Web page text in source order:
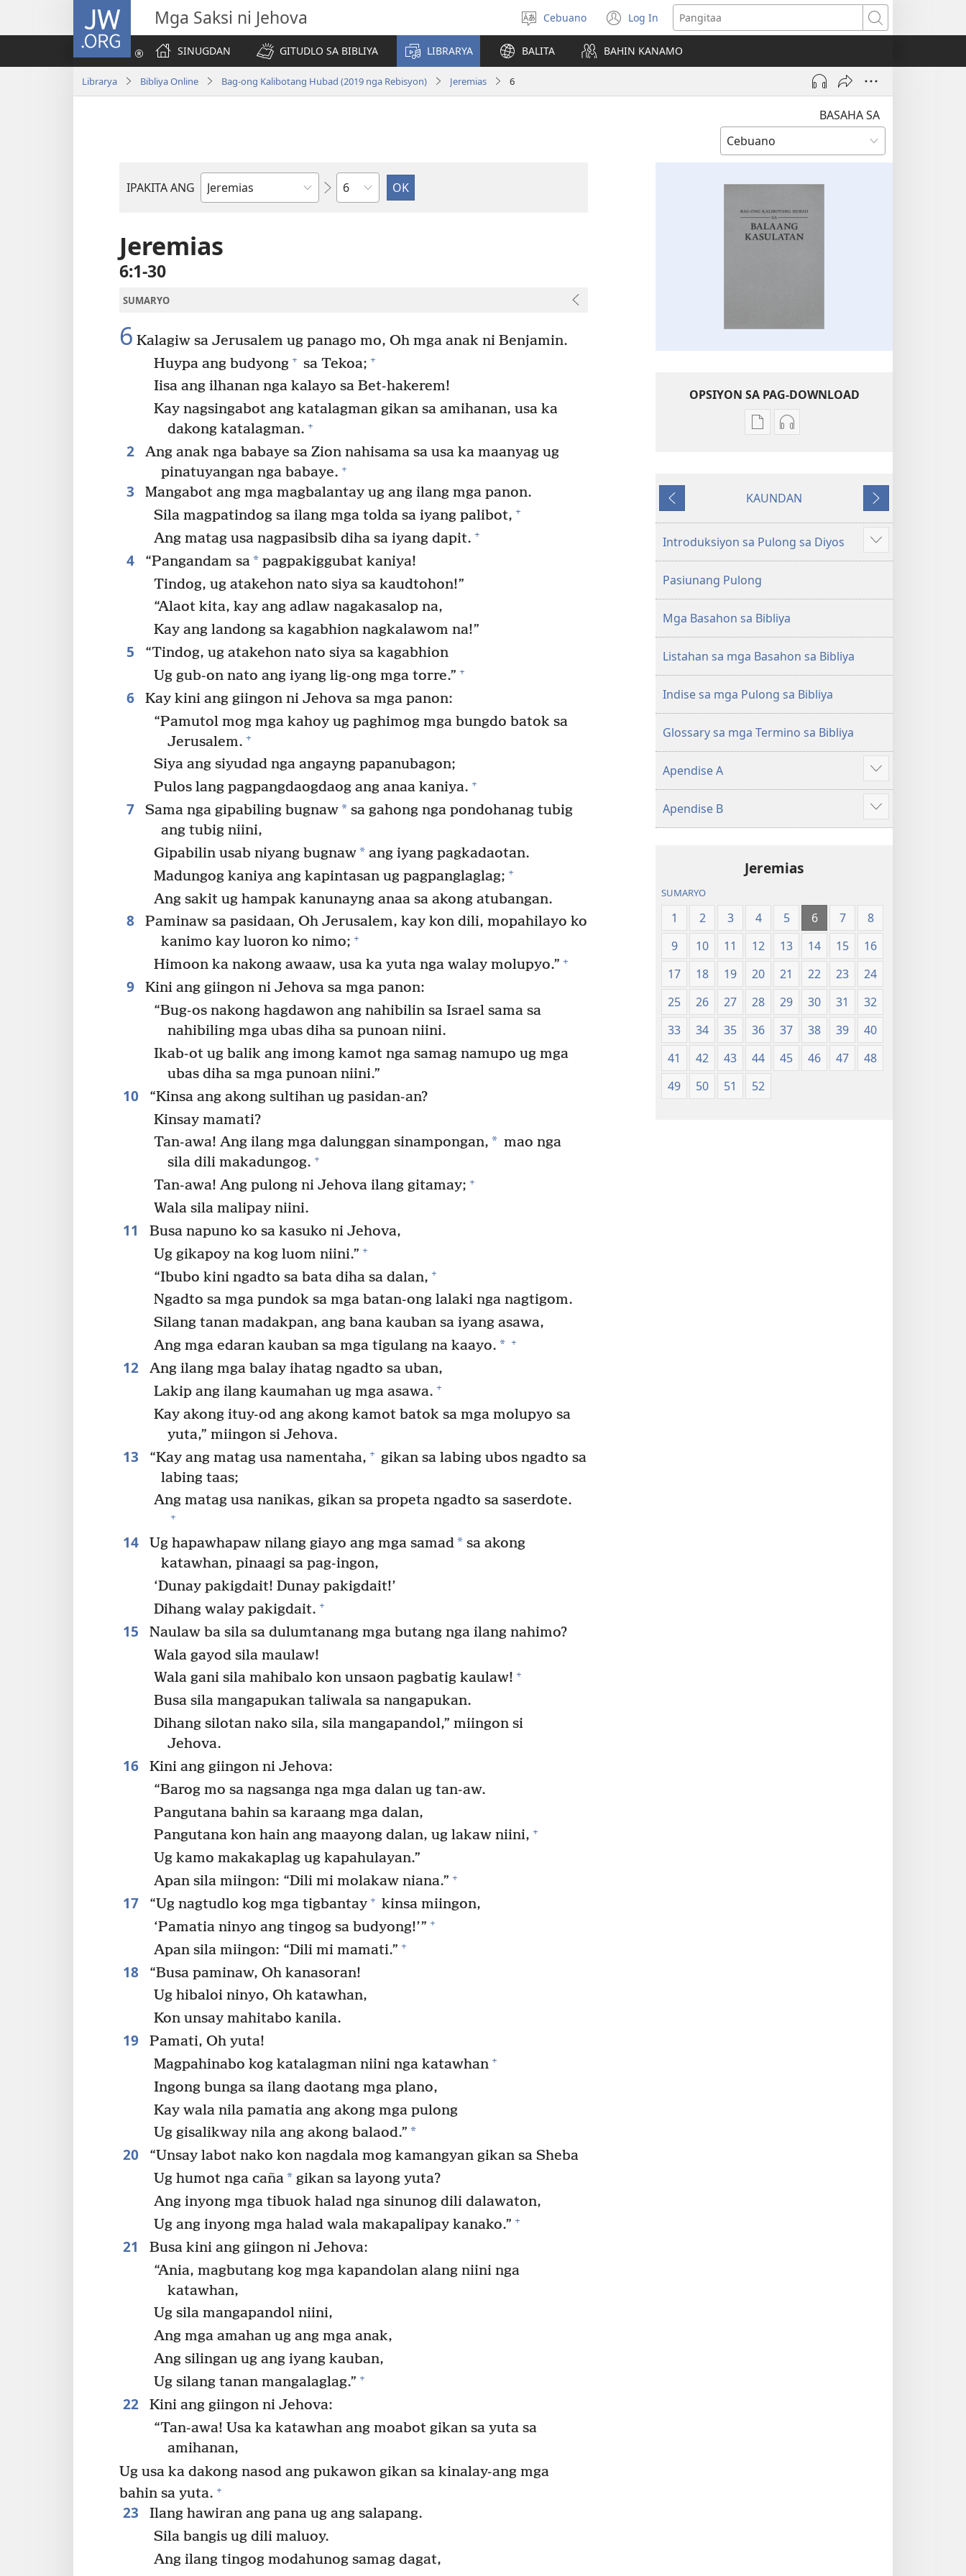
JW.ORG Mga Saksi ni Jehova
Pagpilig
pinulongan
Cebuano Log In
(mo-
open
ug
bag-
window)
Pangitaa
SINUGDAN
GITUDLO SA BIBLIYA LIBRARYA BALITA BAHIN KANAMO
Librarya Bibliya Online Bag-ong Kalibotang Hubad (2019 nga Rebisyon) Jeremias 6
BASAHA SA
IPAKITA ANG
Basahon
Kapitulo
Jeremias
6:1-30
SUMARYO
6 Kalagiw sa Jerusalem ug panago mo, Oh mga anak ni Benjamin.
Huypa ang budyong + sa Tekoa; +
Iisa ang ilhanan nga kalayo sa Bet-hakerem!
Kay nagsingabot ang katalagman gikan sa amihanan, usa ka
dakong katalagman. +
2
Ang anak nga babaye sa Zion nahisama sa usa ka maanyag ug
pinatuyangan nga babaye. +
3
Mangabot ang mga magbalantay ug ang ilang mga panon.
Sila magpatindog sa ilang mga tolda sa iyang palibot, +
Ang matag usa nagpasibsib diha sa iyang dapit. +
4 “Pangandam sa*pagpakiggubat kaniya!
Tindog, ug atakehon nato siya sa kaudtohon!”
“Alaot kita, kay ang adlaw nagakasalop na,
Kay ang landong sa kagabhion nagkalawom na!”
5
“Tindog, ug atakehon nato siya sa kagabhion
Ug gub-on nato ang iyang lig-ong mga torre.” +
6
Kay kini ang giingon ni Jehova sa mga panon:
“Pamutol mog mga kahoy ug paghimog mga bungdo batok sa
Jerusalem. +
Siya ang siyudad nga angayng papanubagon;
Pulos lang pagpangdaogdaog ang anaa kaniya. +
7 Sama nga gipabiling bugnaw*sa gahong nga pondohanag tubig
ang tubig niini,
Gipabilin usab niyang bugnaw* ang iyang pagkadaotan.
Madungog kaniya ang kapintasan ug pagpanglaglag; +
Ang sakit ug hampak kanunayng anaa sa akong atubangan.
8
Paminaw sa pasidaan, Oh Jerusalem, kay kon dili, mopahilayo ko
kanimo kay luoron ko nimo; +
Himoon ka nakong awaaw, usa ka yuta nga walay molupyo.” +
9
Kini ang giingon ni Jehova sa mga panon:
“Bug-os nakong hagdawon ang nahibilin sa Israel sama sa
nahibiling mga ubas diha sa punoan niini.
Ikab-ot ug balik ang imong kamot nga samag namupo ug mga
ubas diha sa mga punoan niini.”
10
“Kinsa ang akong sultihan ug pasidan-an?
Kinsay mamati?
Tan-awa! Ang ilang mga dalunggan sinampongan, * mao nga
sila dili makadungog. +
Tan-awa! Ang pulong ni Jehova ilang gitamay; +
Wala sila malipay niini.
11
Busa napuno ko sa kasuko ni Jehova,
Ug gikapoy na kog luom niini.” +
“Ibubo kini ngadto sa bata diha sa dalan, +
Ngadto sa mga pundok sa mga batan-ong lalaki nga nagtigom.
Silang tanan madakpan, ang bana kauban sa iyang asawa,
Ang mga edaran kauban sa mga tigulang na kaayo. * +
12
Ang ilang mga balay ihatag ngadto sa uban,
Lakip ang ilang kaumahan ug mga asawa. +
Kay akong ituy-od ang akong kamot batok sa mga molupyo sa
yuta,” miingon si Jehova.
13 “Kay ang matag usa namentaha, + gikan sa labing ubos ngadto sa
labing taas;
Ang matag usa nanikas, gikan sa propeta ngadto sa saserdote.
+
14 Ug hapawhapaw nilang giayo ang mga samad*sa akong
katawhan, pinaagi sa pag-ingon,
‘Dunay pakigdait! Dunay pakigdait!’
Dihang walay pakigdait. +
15
Naulaw ba sila sa dulumtanang mga butang nga ilang nahimo?
Wala gayod sila maulaw!
Wala gani sila mahibalo kon unsaon pagbatig kaulaw! +
Busa sila mangapukan taliwala sa nangapukan.
Dihang silotan nako sila, sila mangapandol,” miingon si
Jehova.
16
Kini ang giingon ni Jehova:
“Barog mo sa nagsanga nga mga dalan ug tan-aw.
Pangutana bahin sa karaang mga dalan,
Pangutana kon hain ang maayong dalan, ug lakaw niini, +
Ug kamo makakaplag ug kapahulayan.”
Apan sila miingon: “Dili mi molakaw niana.” +
17 “Ug nagtudlo kog mga tigbantay + kinsa miingon,
‘Pamatia ninyo ang tingog sa budyong!’” +
Apan sila miingon: “Dili mi mamati.” +
18
“Busa paminaw, Oh kanasoran!
Ug hibaloi ninyo, Oh katawhan,
Kon unsay mahitabo kanila.
19
Pamati, Oh yuta!
Magpahinabo kog katalagman niini nga katawhan +
Ingong bunga sa ilang daotang mga plano,
Kay wala nila pamatia ang akong mga pulong
Ug gisalikway nila ang akong balaod.” *
20
“Unsay labot nako kon nagdala mog kamangyan gikan sa Sheba
Ug humot nga caña* gikan sa layong yuta?
Ang inyong mga tibuok halad nga sinunog dili dalawaton,
Ug ang inyong mga halad wala makapalipay kanako.” +
21
Busa kini ang giingon ni Jehova:
“Ania, magbutang kog mga kapandolan alang niini nga
katawhan,
Ug sila mangapandol niini,
Ang mga amahan ug ang mga anak,
Ang silingan ug ang iyang kauban,
Ug silang tanan mangalaglag.” +
22
Kini ang giingon ni Jehova:
“Tan-awa! Usa ka katawhan ang moabot gikan sa yuta sa
amihanan,
Ug usa ka dakong nasod ang pukawon gikan sa kinalay-ang mga
bahin sa yuta. +
23
Ilang hawiran ang pana ug ang salapang.
Sila bangis ug dili maluoy.
Ang ilang tingog modahunog samag dagat,
OPSIYON SA PAG-DOWNLOAD
Opsiyon
sa
Bag-
ong
Hubad
sa
Balaang
Kasulatan
(Gihubad
Gikan
sa
2013
Rebisadong
New
Translation
the
Holy
Opsiyon
sa
ong
sa
Balaang
Kasulatan
(Gihubad
Gikan
sa
Rebisadong
New
Translation
the
Holy
Miagi
KAUNDAN
Sunod
Introduksiyon sa Pulong sa Diyos
Ipakita
ang
pa
Pasiunang Pulong
Mga Basahon sa Bibliya
Listahan sa mga Basahon sa Bibliya
Indise sa mga Pulong sa Bibliya
Glossary sa mga Termino sa Bibliya
Apendise A
Ipakita
ang
uban
pa
Apendise B
Ipakita
ang
Jeremias
SUMARYO
1 2 3 4 5 6 7
8
9
10 11 12 13 14 15
16
17
18 19 20 21 22 23
24
25
26 27 28 29 30 31
32
33
34 35 36 37 38 39
40
41
42 43 44 45 46 47
48
49
50 51 52